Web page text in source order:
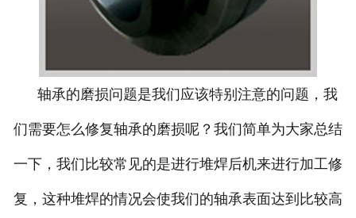
湖南 环冷机轴承
轴承的磨损问题是我们应该特别注意的问题，我
们需要怎么修复轴承的磨损呢？我们简单为大家总结
一下，我们比较常见的是进行堆焊后机来进行加工修
复，这种堆焊的情况会使我们的轴承表面达到比较高